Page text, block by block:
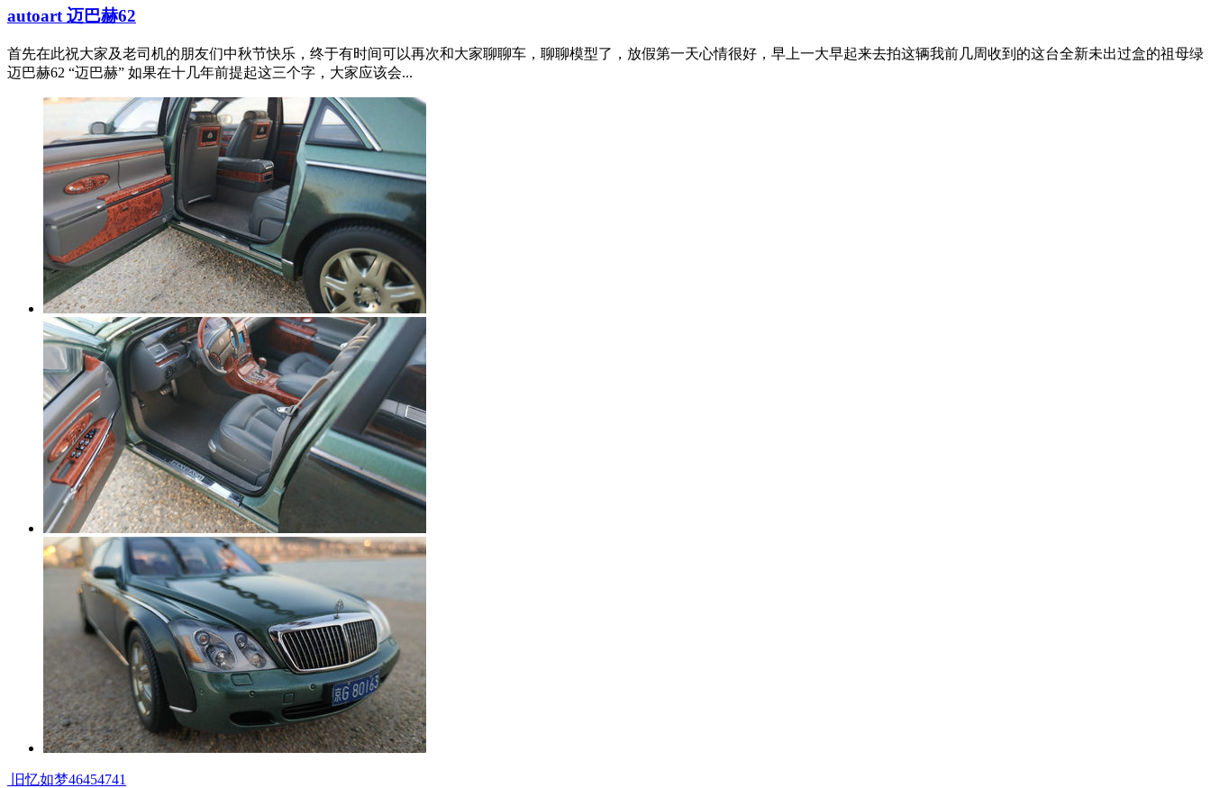
autoart 迈巴赫62
首先在此祝大家及老司机的朋友们中秋节快乐，终于有时间可以再次和大家聊聊车，聊聊模型了，放假第一天心情很好，早上一大早起来去拍这辆我前几周收到的这台全新未出过盒的祖母绿
迈巴赫62 “迈巴赫” 如果在十几年前提起这三个字，大家应该会...
旧忆如梦46454741